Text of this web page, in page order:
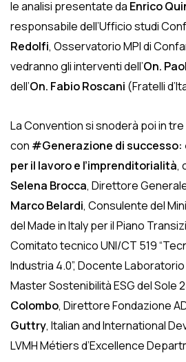
le analisi presentate da Enrico
responsabile dell’Ufficio studi
Redolfi, Osservatorio MPI di
vedranno gli interventi dell’On.
dell’On. Fabio Roscani (Fratelli
La Convention si snoderà poi in tre
con #Generazione di successo:
per il lavoro e l’imprenditorialità,
Selena Brocca, Direttore
Marco Belardi, Consulente del
del Made in Italy per il Piano
Comitato tecnico UNI/CT 519
Industria 4.0”, Docente
Master Sostenibilità ESG del Sole
Colombo, Direttore Fondazione
Guttry, Italian and International
LVMH Métiers d’Excellence